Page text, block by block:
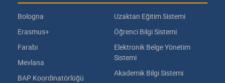
Bologna
Erasmus+
Farabi
Mevlana
BAP Koordinatörlüğü
Uzaktan Eğitim Sistemi
Öğrenci Bilgi Sistemi
Elektronik Belge Yönetim
Sistemi
Akademik Bilgi Sistemi